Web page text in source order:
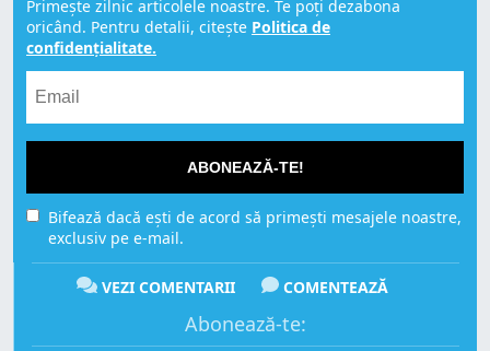
Primește zilnic articolele noastre. Te poți dezabona
oricând. Pentru detalii, citește Politica de
confidențialitate.
ABONEAZĂ-TE!
Bifează dacă ești de acord să primești mesajele noastre,
exclusiv pe e-mail.
VEZI COMENTARII COMENTEAZĂ
Abonează-te: